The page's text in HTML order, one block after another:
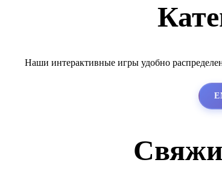
Наши интерактивные игры удобно